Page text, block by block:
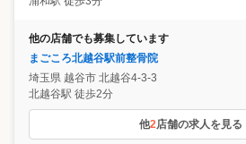
他の店舗でも募集しています
まごころ北越谷駅前整骨院
埼玉県 越谷市 北越谷4-3-3
北越谷駅 徒歩2分
他2店舗の求人を見る